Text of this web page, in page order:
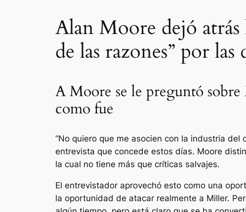
Alan Moore dejó
de las razones” por las
A Moore se le preguntó
como fue
“No quiero que me asocien con la industria del
entrevista que concede estos días. Moore
la cual no tiene más que críticas salvajes.
El entrevistador aprovechó esto como una
la oportunidad de atacar realmente a Miller.